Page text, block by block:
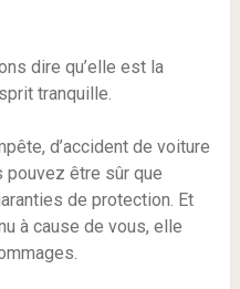
dire qu’elle est la
tranquille.
d’accident de voiture
pouvez être sûr que
de protection. Et
à cause de vous, elle